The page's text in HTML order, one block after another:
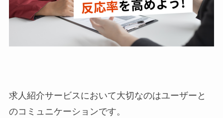
求人紹介サービスにおいて大切なのはユーザーと
のコミュニケーションです。